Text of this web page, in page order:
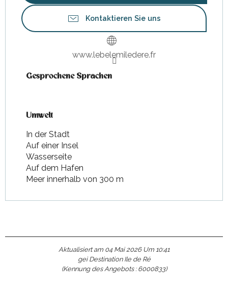
Kontaktieren Sie uns
www.lebelemiledere.fr
Gesprochene Sprachen
Gesprochene Sprachen
Umwelt
Umwelt
In der Stadt
Auf einer Insel
Wasserseite
Auf dem Hafen
Meer innerhalb von 300 m
Aktualisiert am 04 Mai 2026 Um 10:41
gei Destination Ile de Ré
(Kennung des Angebots : 6000833)